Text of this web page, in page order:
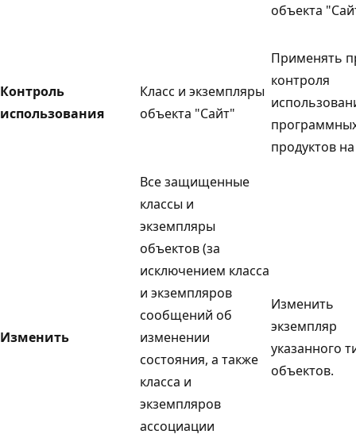
объекта
Контроль
использования
Класс и экземпляры
объекта "Сайт"
Применять
контроля
продуктов
Изменить
Все защищенные
классы и
экземпляры
объектов (за
исключением класса
и экземпляров
сообщений об
изменении
состояния, а также
класса и
экземпляров
ассоциации
Изменить
экземпляр
указанного
объектов.